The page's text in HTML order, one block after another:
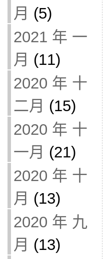
月 (5)
2021 年 一
月 (11)
2020 年 十
二月 (15)
2020 年 十
一月 (21)
2020 年 十
月 (13)
2020 年 九
月 (13)